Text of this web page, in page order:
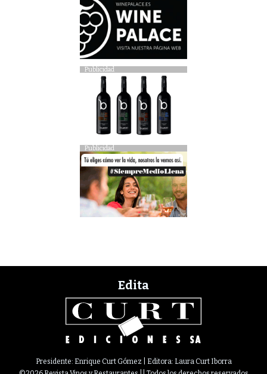
Publicidad
Publicidad
Edita
Presidente: Enrique Curt Gómez | Editora: Laura Curt Iborra